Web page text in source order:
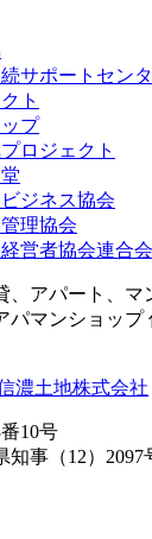
アパート、マ
パマンショップ
10号
事（12）2097